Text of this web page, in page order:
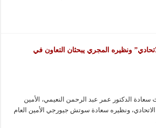
ونظيره المجري يبحثان التعاون في
سعادة الدكتور عمر عبد الرحمن النعيمي، الأمين
ونظيره سعادة سوتش جيورجي الأمين العام